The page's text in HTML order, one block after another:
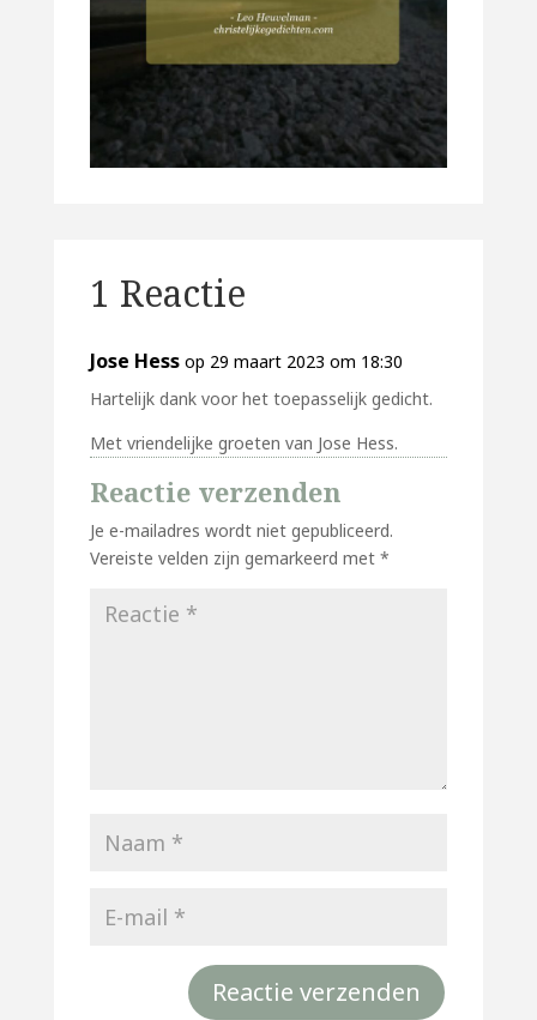
1 Reactie
Jose Hess op 29 maart 2023 om 18:30
Hartelijk dank voor het toepasselijk gedicht.
Met vriendelijke groeten van Jose Hess.
Reactie verzenden
Je e-mailadres wordt niet gepubliceerd.
Vereiste velden zijn gemarkeerd met *